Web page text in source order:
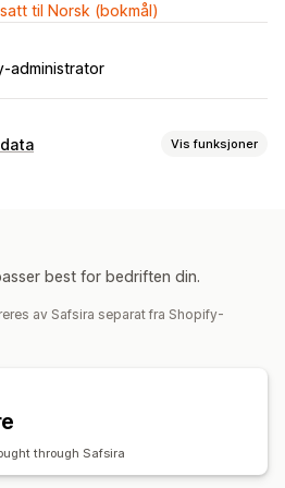
til Norsk (bokmål)
administrator
Vis funksjoner
best for bedriften din.
av Safsira separat fra Shopify-
through Safsira